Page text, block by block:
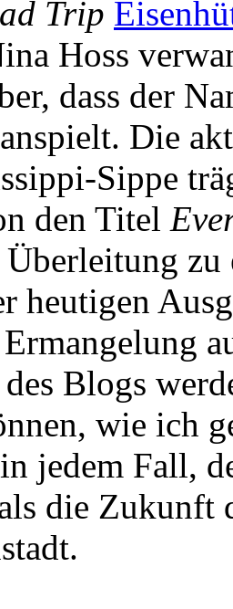
Trip
Hoss
dass der
anspielt. Die
Sippe
den Titel
Überleitung
heutigen
des Blogs
wie ich
jedem Fall,
die Zukunft